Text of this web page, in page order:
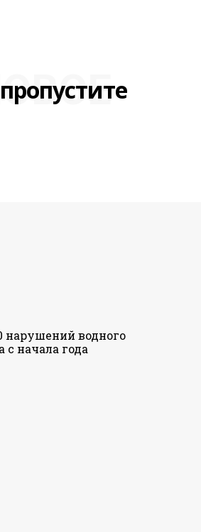
нарушений водного
с начала года